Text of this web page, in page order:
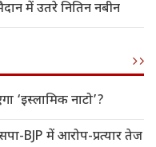
में उतरे नितिन नबीन
‘इस्लामिक नाटो’?
BJP में आरोप-प्रत्यार तेज